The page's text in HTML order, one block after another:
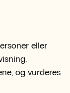
eller
og vurderes